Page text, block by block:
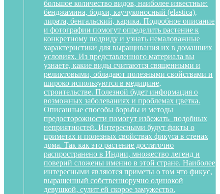
большое количество видов, наиболее известные:
бенджамина, бодхи, каучуконосный (elastica),
лирата, бенгальский, карика. Подробное описание
и фотографии помогут определить растение к
конкретному подвиду и узнать немаловажные
характеристики для выращивания их в домашних
условиях. Из представленного материала вы
узнаете, какие виды считаются священными и
реликтовыми, обладают полезными свойствами и
широко используются в медицине,
строительстве. Полезной будет информация о
возможных заболеваниях и проблемах цветка.
Описанные способы борьбы и методы
предосторожности помогут избежать подобных
неприятностей. Интересными будут факты о
приметах и полезных свойствах фикуса в стенах
дома. Так как это растение достаточно
распространено в Индии, множество легенд и
поверий сложены именно в этой стране. Наиболее
интересными являются приметы о том что фикус,
выращенный собственноручно одинокой
девушкой, сулит ей скорое замужество.